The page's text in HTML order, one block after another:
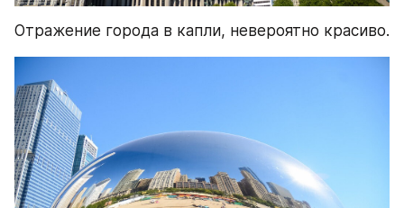
Отражение города в капли, невероятно красиво.